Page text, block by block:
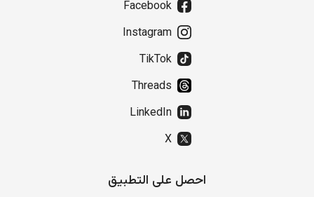
Facebook
Instagram
TikTok
Threads
LinkedIn
X
احصل على التطبيق